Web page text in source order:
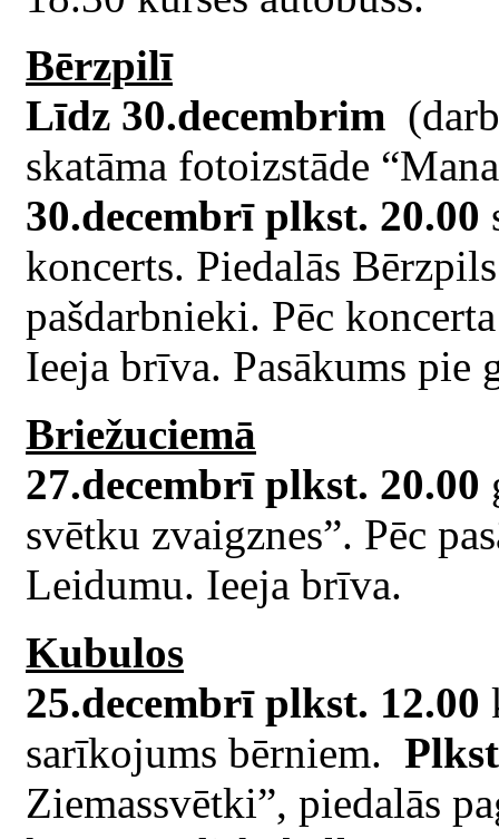
Bērzpilī
Līdz 30.decembrim
skatāma fotoizstāde
30.decembrī plkst. 20.00
koncerts. Piedalās
pašdarbnieki. Pēc
Ieeja brīva. Pasākums pie
Briežuciemā
27.decembrī plkst. 20.00
svētku zvaigznes”. Pēc
Leidumu. Ieeja brīva.
Kubulos
25.decembrī plkst. 12.00
sarīkojums bērniem.
Ziemassvētki”, piedalās